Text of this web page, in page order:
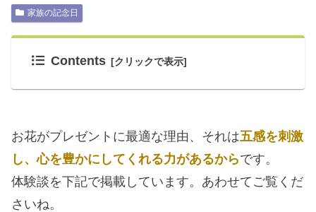
家族の記念日
Contents
お花がプレゼントに最適な理由、それは五感を刺激
し、心を豊かにしてくれる力があるからです。
体験談を下記で掲載しています。あわせてご覧くだ
さいね。